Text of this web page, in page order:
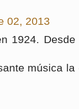
02, 2013
1924.
música